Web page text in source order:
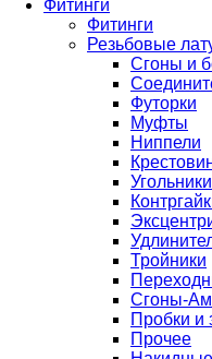
Фитинги
Фитинги
Резьбовые
Сгоны и
Футорки
Муфты
Ниппели
Угольники
Тройники
Сгоны-
Пробки и
Прочее